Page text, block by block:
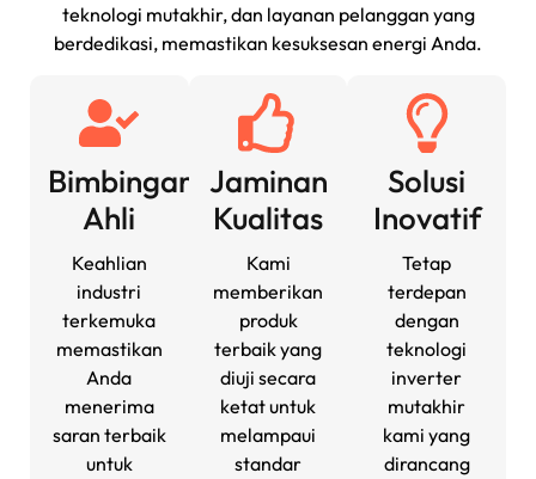
teknologi mutakhir, dan layanan pelanggan yang
berdedikasi, memastikan kesuksesan energi Anda.
Bimbingan
Ahli
Keahlian
industri
terkemuka
memastikan
Anda
menerima
saran terbaik
untuk
Jaminan
Kualitas
Kami
memberikan
produk
terbaik yang
diuji secara
ketat untuk
melampaui
standar
Solusi
Inovatif
Tetap
terdepan
dengan
teknologi
inverter
mutakhir
kami yang
dirancang